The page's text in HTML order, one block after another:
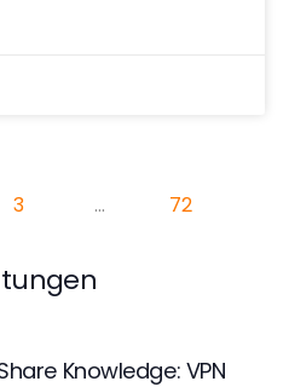
3 … 72
Knowledge: VPN